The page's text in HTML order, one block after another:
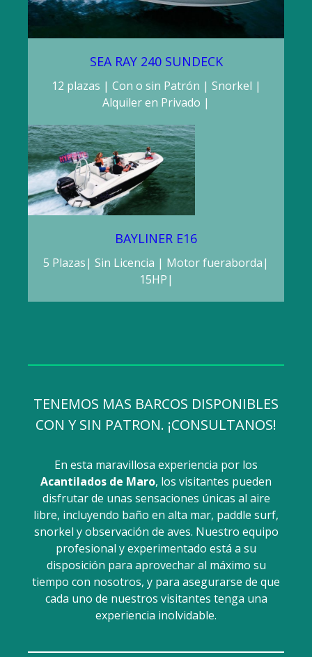
SEA RAY 240 SUNDECK
12 plazas | Con o sin Patrón | Snorkel |
Alquiler en Privado |
BAYLINER E16
5 Plazas| Sin Licencia | Motor fueraborda|
15HP|
TENEMOS MAS BARCOS DISPONIBLES
CON Y SIN PATRON. ¡CONSULTANOS!
En esta maravillosa experiencia por los
Acantilados de Maro, los visitantes pueden
disfrutar de unas sensaciones únicas al aire
libre, incluyendo baño en alta mar, paddle surf,
snorkel y observación de aves. Nuestro equipo
profesional y experimentado está a su
disposición para aprovechar al máximo su
tiempo con nosotros, y para asegurarse de que
cada uno de nuestros visitantes tenga una
experiencia inolvidable.